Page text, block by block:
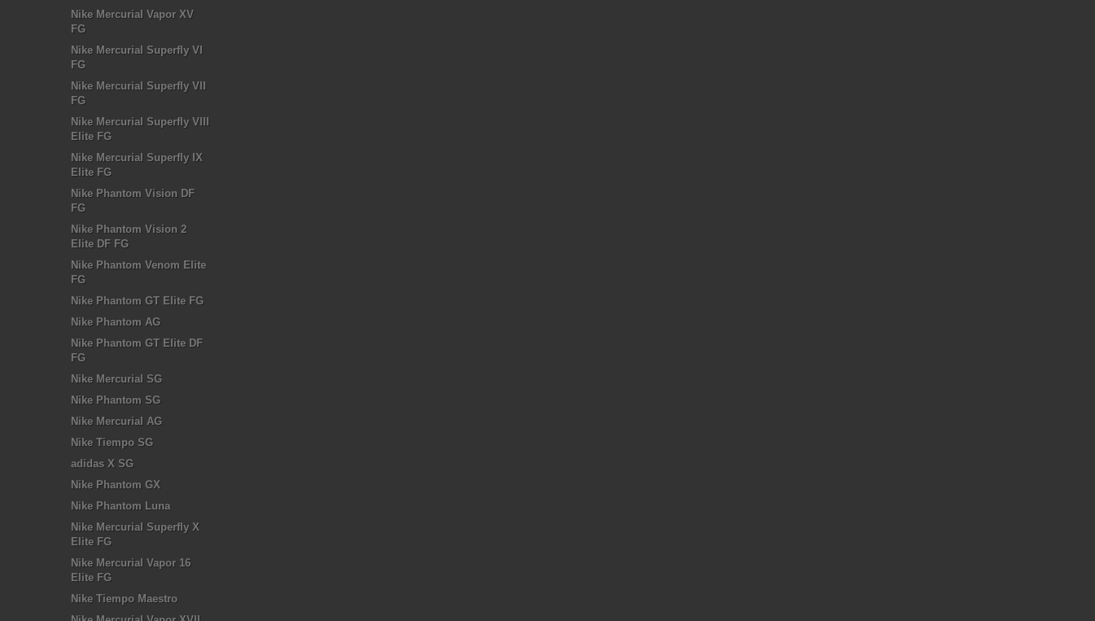
Nike Mercurial Vapor XV
FG
Nike Mercurial Superfly VI
FG
Nike Mercurial Superfly VII
FG
Nike Mercurial Superfly VIII
Elite FG
Nike Mercurial Superfly IX
Elite FG
Nike Phantom Vision DF
FG
Nike Phantom Vision 2
Elite DF FG
Nike Phantom Venom Elite
FG
Nike Phantom GT Elite FG
Nike Phantom AG
Nike Phantom GT Elite DF
FG
Nike Mercurial SG
Nike Phantom SG
Nike Mercurial AG
Nike Tiempo SG
adidas X SG
Nike Phantom GX
Nike Phantom Luna
Nike Mercurial Superfly X
Elite FG
Nike Mercurial Vapor 16
Elite FG
Nike Tiempo Maestro